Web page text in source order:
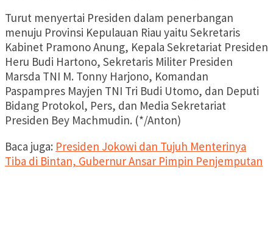
Turut menyertai Presiden dalam penerbangan
menuju Provinsi Kepulauan Riau yaitu Sekretaris
Kabinet Pramono Anung, Kepala Sekretariat Presiden
Heru Budi Hartono, Sekretaris Militer Presiden
Marsda TNI M. Tonny Harjono, Komandan
Paspampres Mayjen TNI Tri Budi Utomo, dan Deputi
Bidang Protokol, Pers, dan Media Sekretariat
Presiden Bey Machmudin. (*/Anton)
Baca juga: Presiden Jokowi dan Tujuh Menterinya
Tiba di Bintan, Gubernur Ansar Pimpin Penjemputan